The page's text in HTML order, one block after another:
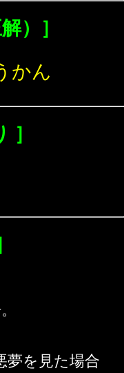
）］
かん
］
夢を見た場合